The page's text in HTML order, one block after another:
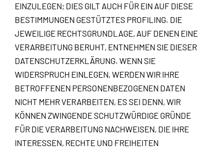
EINZULEGEN; DIES GILT AUCH FÜR EIN AUF DIESE
BESTIMMUNGEN GESTÜTZTES PROFILING. DIE
JEWEILIGE RECHTSGRUNDLAGE, AUF DENEN EINE
VERARBEITUNG BERUHT, ENTNEHMEN SIE DIESER
DATENSCHUTZERKLÄRUNG. WENN SIE
WIDERSPRUCH EINLEGEN, WERDEN WIR IHRE
BETROFFENEN PERSONENBEZOGENEN DATEN
NICHT MEHR VERARBEITEN, ES SEI DENN, WIR
KÖNNEN ZWINGENDE SCHUTZWÜRDIGE GRÜNDE
FÜR DIE VERARBEITUNG NACHWEISEN, DIE IHRE
INTERESSEN, RECHTE UND FREIHEITEN